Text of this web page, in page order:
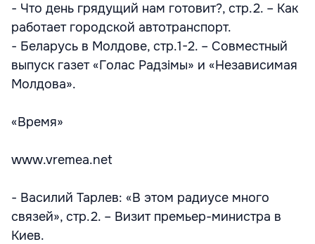
- Что день грядущий нам готовит?, стр.2. – Как
работает городской автотранспорт.
- Беларусь в Молдове, стр.1-2. – Совместный
выпуск газет «Голас Радзiмы» и «Независимая
Молдова».
«Время»
www.vremea.net
- Василий Тарлев: «В этом радиусе много
связей», стр.2. – Визит премьер-министра в
Киев.